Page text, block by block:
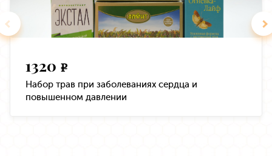
1320 e
Набор трав при заболеваниях сердца и
повышенном давлении